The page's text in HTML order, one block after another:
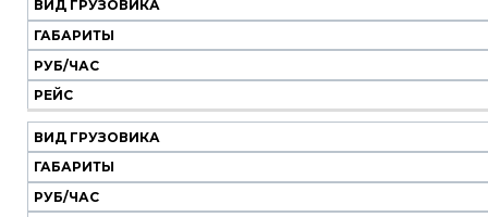
ВИД ГРУЗОВИКА
ГАБАРИТЫ
РУБ/ЧАС
РЕЙС
ВИД ГРУЗОВИКА
ГАБАРИТЫ
РУБ/ЧАС